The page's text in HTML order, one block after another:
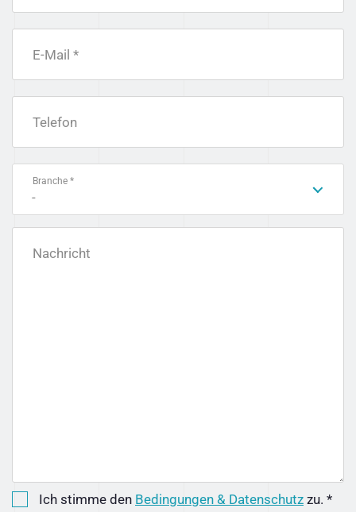
E-Mail *
Telefon
Branche *
-
Nachricht
Ich stimme den Bedingungen & Datenschutz zu. *